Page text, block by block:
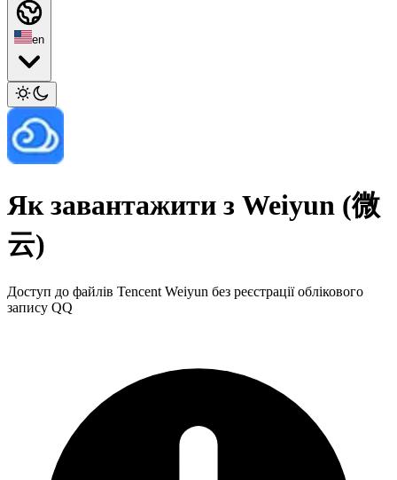
en
Як завантажити з Weiyun (微
云)
Доступ до файлів Tencent Weiyun без реєстрації облікового
запису QQ